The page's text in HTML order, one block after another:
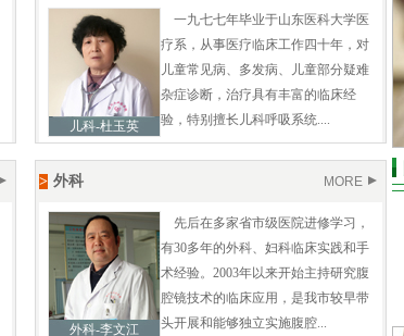
儿科-杜玉英
一九七七年毕业于山东医科大学医
疗系，从事医疗临床工作四十年，对
儿童常见病、多发病、儿童部分疑难
杂症诊断，治疗具有丰富的临床经
验，特别擅长儿科呼吸系统....
> 外科 MORE
外科-李文江
先后在多家省市级医院进修学习，
有30多年的外科、妇科临床实践和手
术经验。2003年以来开始主持研究腹
腔镜技术的临床应用，是我市较早带
头开展和能够独立实施腹腔...